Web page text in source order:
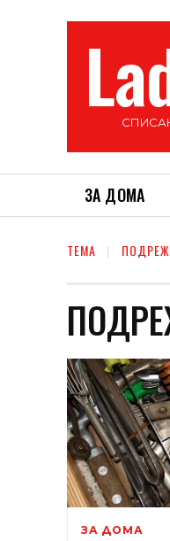
ЗА ДОМА
ТЕМА
ЗА ДОМА